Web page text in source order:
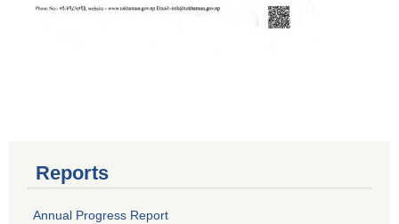
Reports
Annual Progress Report